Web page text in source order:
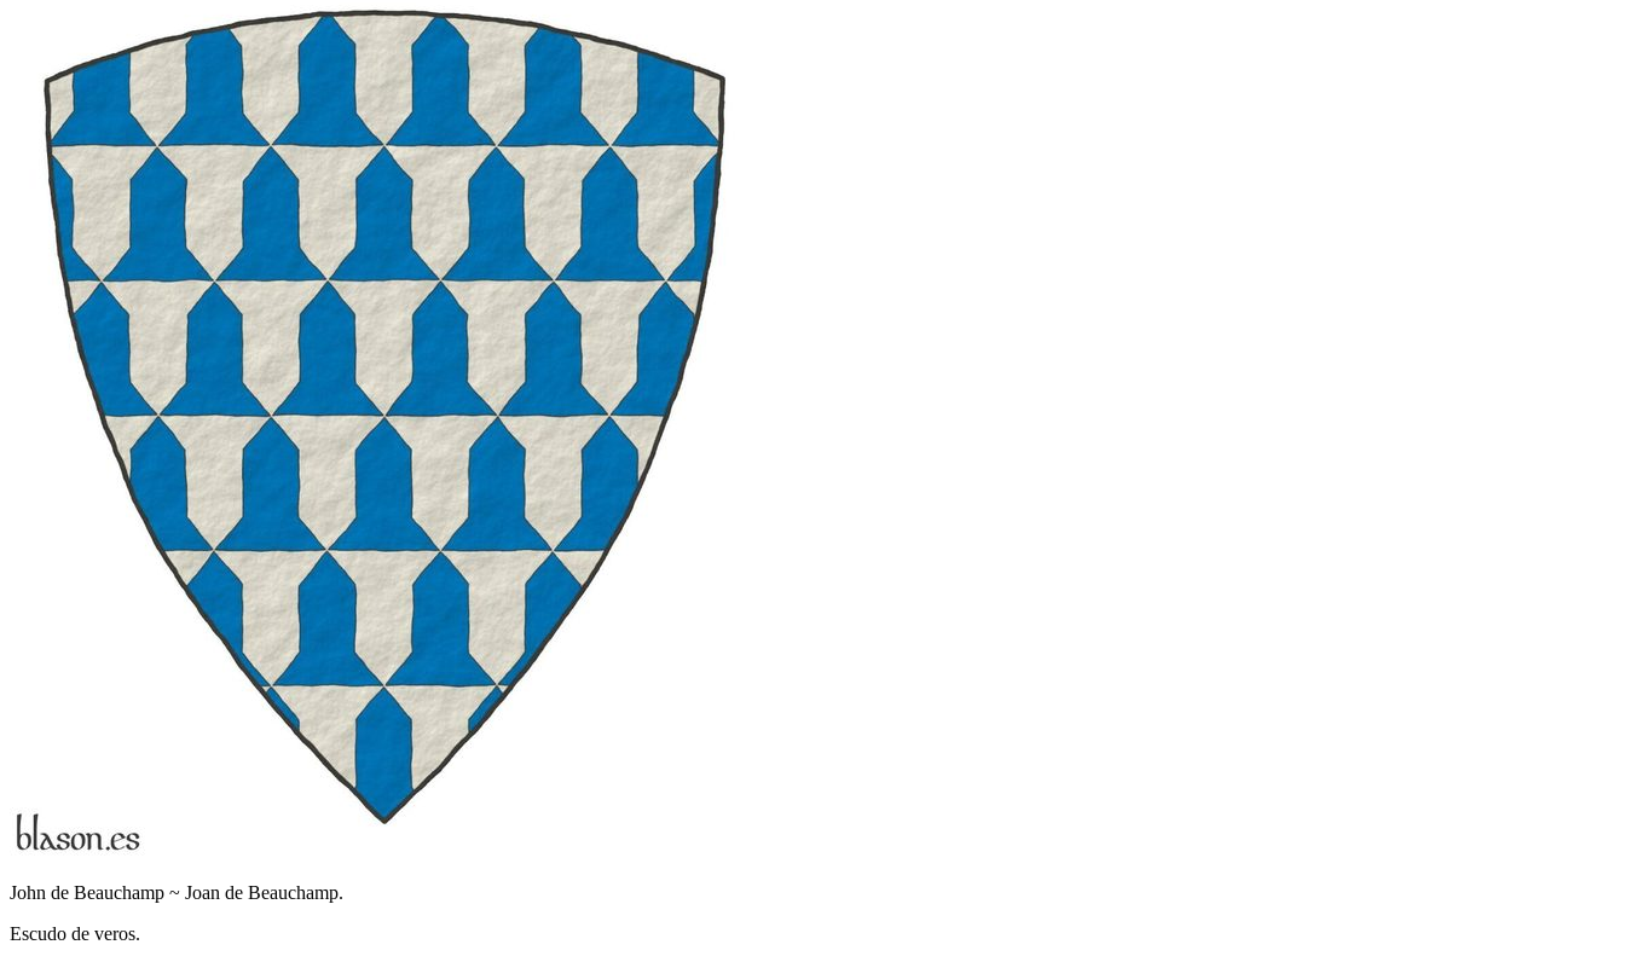
John de Beauchamp ~ Joan de Beauchamp.
Escudo de veros.